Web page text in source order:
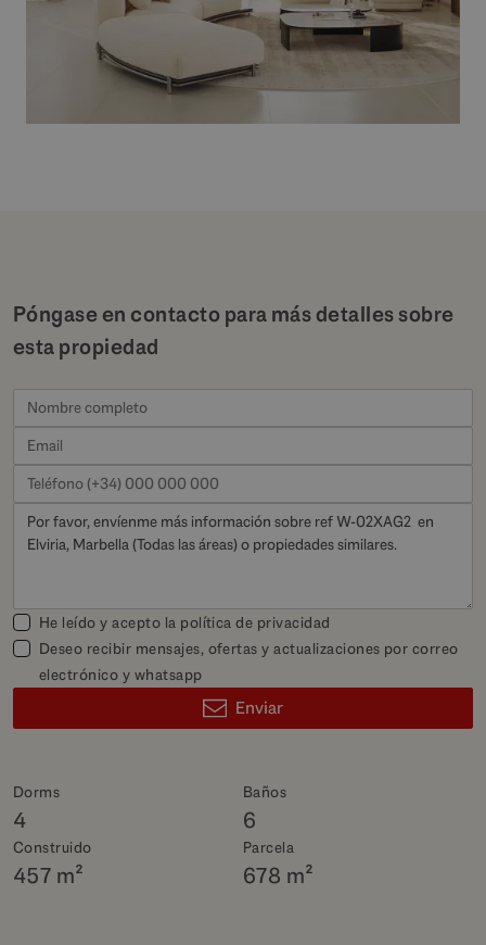
Póngase en contacto para más detalles sobre
esta propiedad
Dorms
4
Baños
6
Construido
457 m²
Parcela
678 m²
He leído y acepto la política de privacidad
Deseo recibir mensajes, ofertas y actualizaciones por correo
electrónico y whatsapp
Enviar